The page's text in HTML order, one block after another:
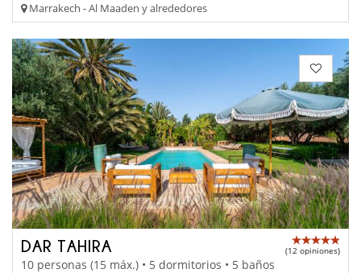
Marrakech - Al Maaden y alrededores
DAR TAHIRA (12 opiniones)
10 personas (15 máx.) • 5 dormitorios • 5 baños